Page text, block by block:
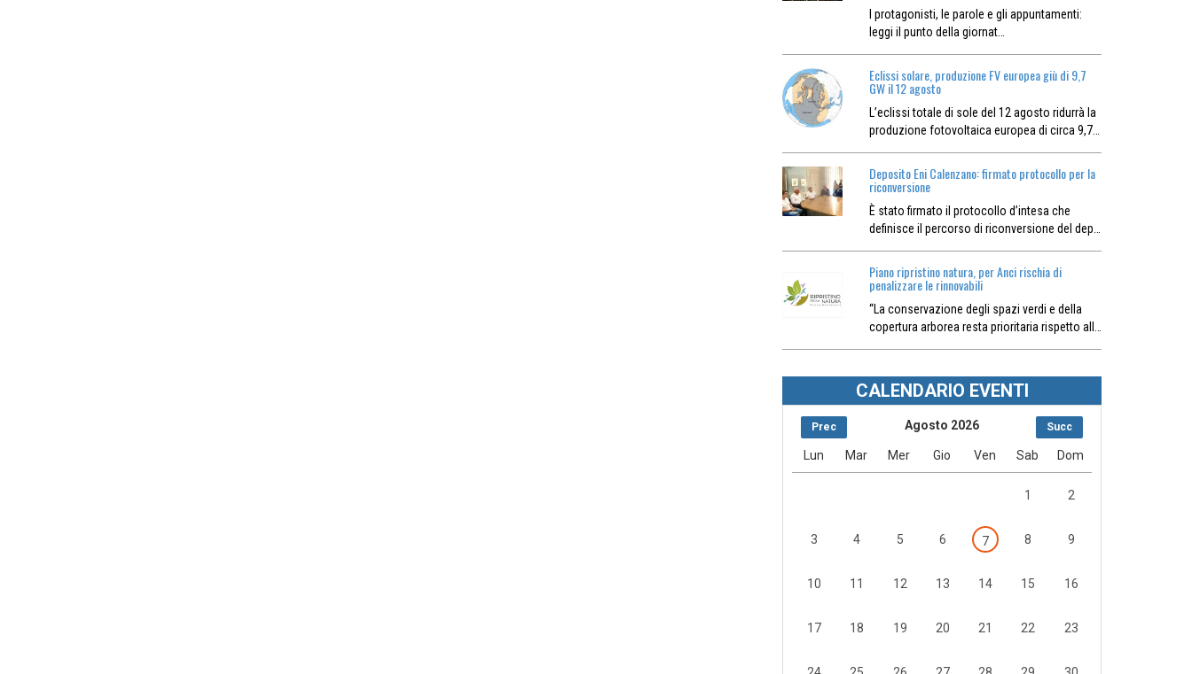
I protagonisti, le parole e gli appuntamenti:
leggi il punto della giornat…
Eclissi solare, produzione FV europea giù di 9,7
GW il 12 agosto
L’eclissi totale di sole del 12 agosto ridurrà la
produzione fotovoltaica europea di circa 9,7…
Deposito Eni Calenzano: firmato protocollo per la
riconversione
È stato firmato il protocollo d’intesa che
definisce il percorso di riconversione del dep…
Piano ripristino natura, per Anci rischia di
penalizzare le rinnovabili
“La conservazione degli spazi verdi e della
copertura arborea resta prioritaria rispetto all…
CALENDARIO EVENTI
Prec Succ
Agosto 2026
Lun Mar Mer Gio Ven Sab Dom
1 2
3 4 5 6 7 8 9
10 11 12 13 14 15 16
17 18 19 20 21 22 23